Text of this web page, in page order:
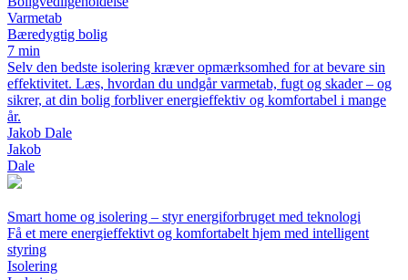
Varmetab
Bæredygtig bolig
7 min
Selv den bedste isolering kræver opmærksomhed for at bevare sin
effektivitet. Læs, hvordan du undgår varmetab, fugt og skader – og
sikrer, at din bolig forbliver energieffektiv og komfortabel i mange
år.
Jakob Dale
Jakob
Dale
Smart home og isolering – styr energiforbruget med teknologi
Få et mere energieffektivt og komfortabelt hjem med intelligent
styring
Isolering